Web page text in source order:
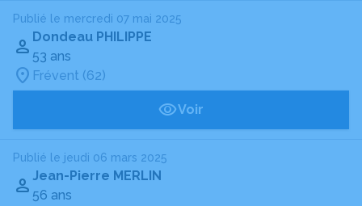
Publié le mercredi 07 mai 2025
Dondeau PHILIPPE
53 ans
Frévent (62)
Voir
Publié le jeudi 06 mars 2025
Jean-Pierre MERLIN
56 ans